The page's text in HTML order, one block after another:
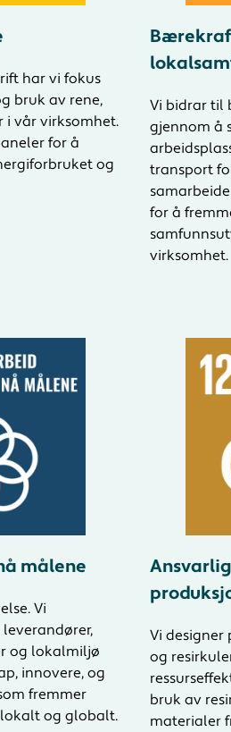
har vi fokus
bruk av rene,
i vår virksomhet.
for å
og
Vi bidrar til
gjennom å
transport
for å
virksomhet.
målene
Vi
og lokalmiljø
innovere, og
fremmer
og globalt.
Vi
og
bruk av
materialer